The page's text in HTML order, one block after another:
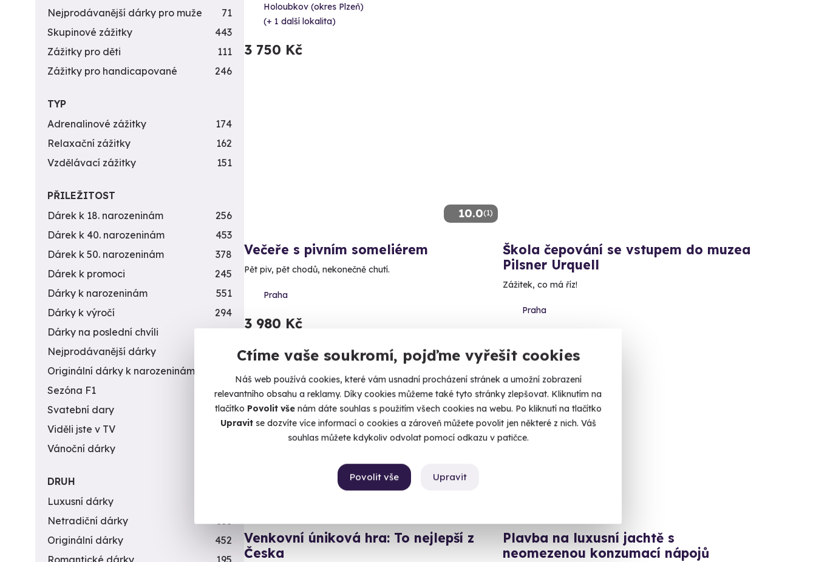
Ctíme vaše soukromí, pojďme vyřešit cookies
Náš web používá cookies, které vám usnadní procházení stránek a umožní zobrazení
relevantního obsahu a reklamy. Díky cookies můžeme také tyto stránky zlepšovat. Kliknutím na
tlačítko Povolit vše nám dáte souhlas s použitím všech cookies na webu. Po kliknutí na tlačítko
Upravitse dozvíte více informací o cookies a zároveň můžete povolit jen některé z nich. Váš
souhlas můžete kdykoliv odvolat pomocí odkazu v patičce.
Upravit
Povolit vše
Holoubkov (okres Plzeň)
(+ 1 další lokalita)
3 750 Kč
10.0(1)
Večeře s pivním someliérem
Pět piv, pět chodů, nekonečně chutí.
Praha
3 980 Kč
Škola čepování se vstupem do muzea
Pilsner Urquell
Zážitek, co má říz!
Praha
Venkovní úniková hra: To nejlepší z
Česka
Novinka
Plavba na luxusní jachtě s
neomezenou konzumací nápojů
Nejprodávanější dárky pro muže
71
Skupinové zážitky
443
Zážitky pro děti
111
Zážitky pro handicapované
246
TYP
Adrenalinové zážitky
174
Relaxační zážitky
162
Vzdělávací zážitky
151
PŘILEŽITOST
Dárek k 18. narozeninám
256
Dárek k 40. narozeninám
453
Dárek k 50. narozeninám
378
Dárek k promoci
245
Dárky k narozeninám
551
Dárky k výročí
294
Dárky na poslední chvíli
450
Nejprodávanější dárky
Originální dárky k narozeninám
Sezóna F1
4
Svatební dary
196
Viděli jste v TV
31
Vánoční dárky
DRUH
Luxusní dárky
Netradiční dárky
353
Originální dárky
452
Romantické dárky
195